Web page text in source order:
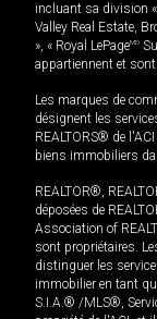
incluant sa division
Valley Real Estate,
», « Royal LePageMD
appartiennent et
Les marques de
désignent les
REALTORS® de
biens immobiliers
REALTOR®,
déposées de
Association of
sont propriétaires.
distinguer les
immobilier en tant
S.I.A.® /MLS®,